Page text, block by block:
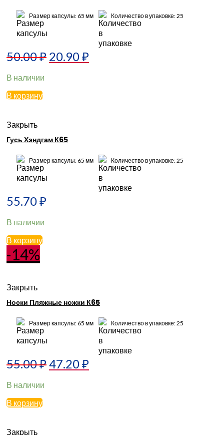
Размер капсулы: 65 мм Количество в упаковке: 25
50.00₽ 20.90₽
В наличии
В корзину
Закрыть
Гусь Хэндгам К65
Размер капсулы: 65 мм Количество в упаковке: 25
55.70₽
В наличии
В корзину
-14%
Закрыть
Носки Пляжные ножки К65
Размер капсулы: 65 мм Количество в упаковке: 25
55.00₽47.20₽
В наличии
В корзину
Закрыть